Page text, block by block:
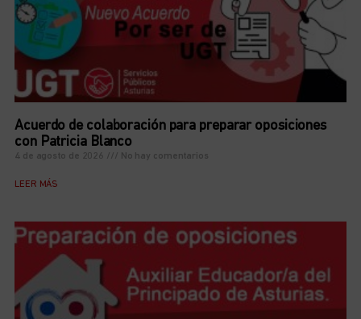
Acuerdo de colaboración para preparar oposiciones
con Patricia Blanco
4 de agosto de 2026 No hay comentarios
LEER MÁS